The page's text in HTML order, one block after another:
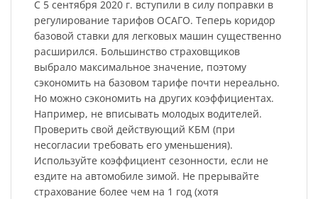
С 5 сентября 2020 г. вступили в силу поправки в
регулирование тарифов ОСАГО. Теперь коридор
базовой ставки для легковых машин существенно
расширился. Большинство страховщиков
выбрало максимальное значение, поэтому
сэкономить на базовом тарифе почти нереально.
Но можно сэкономить на других коэффициентах.
Например, не вписывать молодых водителей.
Проверить свой действующий КБМ (при
несогласии требовать его уменьшения).
Используйте коэффициент сезонности, если не
ездите на автомобиле зимой. Не прерывайте
страхование более чем на 1 год (хотя